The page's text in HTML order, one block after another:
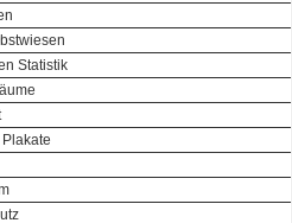
Statistik